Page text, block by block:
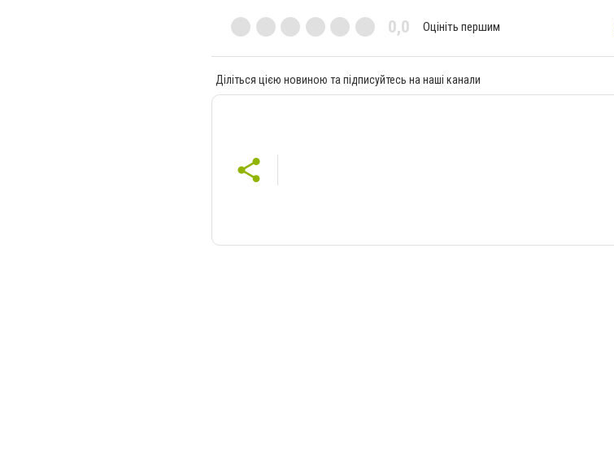
0,0 Оцініть першим
Діліться цією новиною та підписуйтесь на наші канали